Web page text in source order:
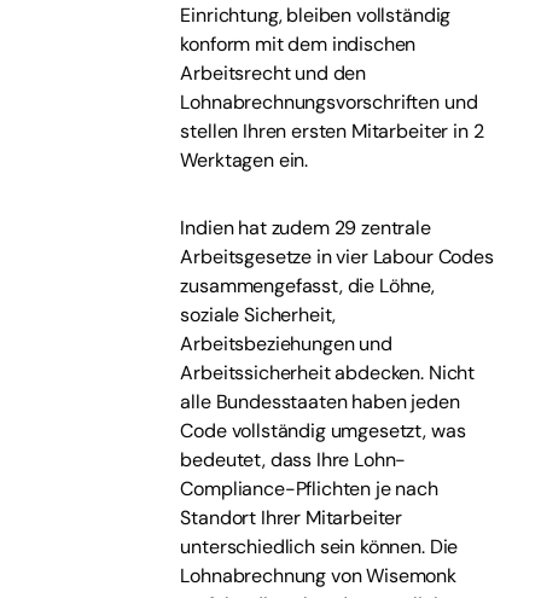
Einrichtung, bleiben vollständig
konform mit dem indischen
Arbeitsrecht und den
Lohnabrechnungsvorschriften und
stellen Ihren ersten Mitarbeiter in 2
Werktagen ein.
Indien hat zudem 29 zentrale
Arbeitsgesetze in vier Labour Codes
zusammengefasst, die Löhne,
soziale Sicherheit,
Arbeitsbeziehungen und
Arbeitssicherheit abdecken. Nicht
alle Bundesstaaten haben jeden
Code vollständig umgesetzt, was
bedeutet, dass Ihre Lohn-
Compliance-Pflichten je nach
Standort Ihrer Mitarbeiter
unterschiedlich sein können. Die
Lohnabrechnung von Wisemonk